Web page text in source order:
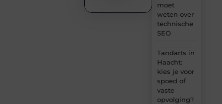
moet
weten over
technische
SEO
Tandarts in
Haacht:
kies je voor
spoed of
vaste
opvolging?